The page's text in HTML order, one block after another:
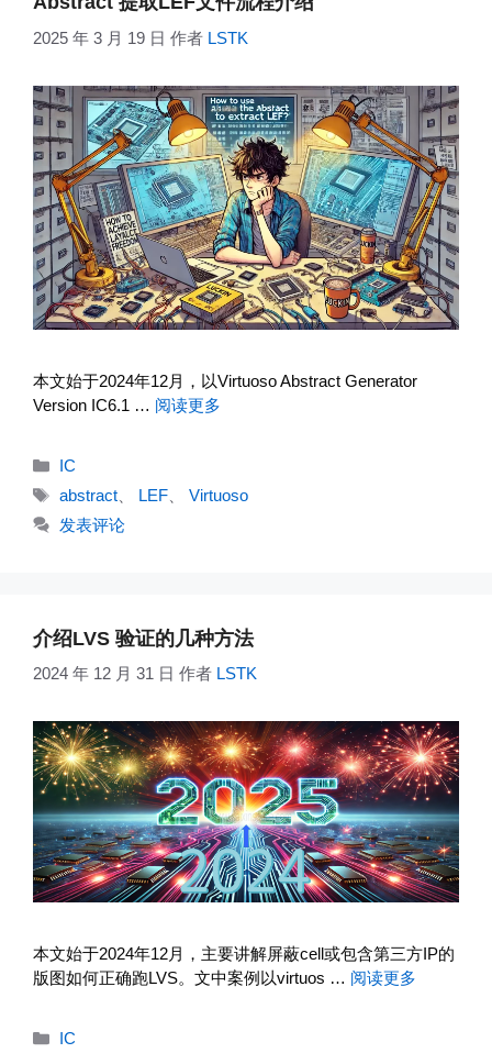
2025 年 3 月 19 日 作者 LSTK
本文始于2024年12月，以Virtuoso Abstract Generator
Version IC6.1 … 阅读更多
分
类
IC
标
签
abstract LEF
Virtuoso
发表评论
介绍LVS 验证的几种方法
2024 年 12 月 31 日 作者 LSTK
本文始于2024年12月，主要讲解屏蔽cell或包含第三方IP的
版图如何正确跑LVS。文中案例以virtuos … 阅读更多
分
IC